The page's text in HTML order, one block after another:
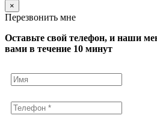
×
Перезвонить мне
Оставьте свой телефон, и наши
вами в течение 10 минут